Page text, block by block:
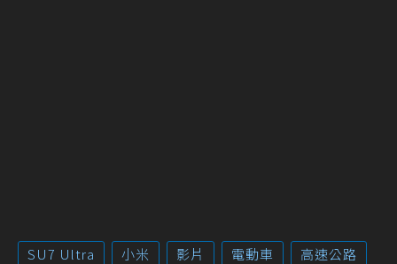
SU7 Ultra 小米 影片 電動車 高速公路